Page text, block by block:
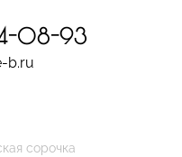
08-93
b.ru
сорочка